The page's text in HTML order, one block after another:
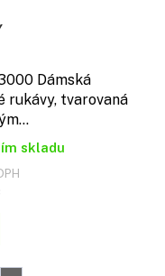
Dámská
rukávy, tvarovaná
skladu